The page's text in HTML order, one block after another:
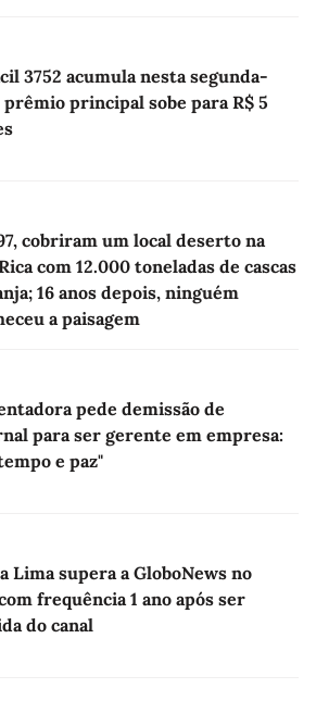
3752 acumula nesta segunda-
principal sobe para R$ 5
cobriram um local deserto na
com 12.000 toneladas de cascas
16 anos depois, ninguém
a paisagem
pede demissão de
para ser gerente em empresa:
e paz"
Lima supera a GloboNews no
frequência 1 ano após ser
do canal